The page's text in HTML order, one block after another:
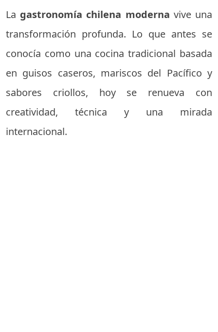
La gastronomía chilena moderna vive una
transformación profunda. Lo que antes se
conocía como una cocina tradicional basada
en guisos caseros, mariscos del Pacífico y
sabores criollos, hoy se renueva con
creatividad, técnica y una mirada
internacional.